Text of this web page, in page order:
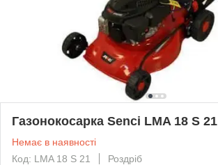
Газонокосарка Senci LMA 18 S 21
Немає в наявності
Код: LMA 18 S 21
Роздріб